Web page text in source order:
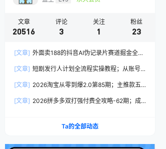
文章
20516
评论
3
关注
1
粉丝
23
[文章] 外面卖188的抖音AI伪记录片赛道掘金全攻
出高流量真实感内容
[文章] 短剧发行人计划全流程实操教程；从账号
手出单
[文章] 2026淘宝从零到爆2.0第85期；主推款五
基础权重
[文章] 2026拼多多双打强付费全攻略-62期；成
Ta的全部动态